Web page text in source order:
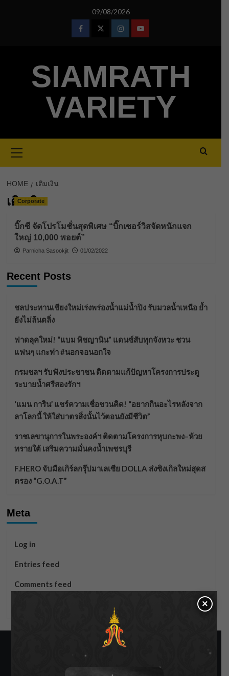
09/08/2026
FacebookTwitterInstagramYoutube
SIAMRATH
VARIETY
Menu
HOME เติมเงิน
เติมเงิน
Corporate
บิ๊กซี จัดโปรโมชั่นสุดพิเศษ “บิ๊กเซอร์วิสจัดหนักแจก
ใหญ่ 10,000 พอยต์”
Parnicha Sasookjit 01/02/2022
Recent Posts
ชลประทานเชียงใหม่เร่งพร่องน้ำแม่น้ำปิง รับมวลน้ำเหนือ ย้ำ
ยังไม่ล้นตลิ่ง
ฟาดลุคใหม่! “แบม พิชญานิน” แดนซ์สับทุกจังหวะ ชวน
แฟนๆ แกะท่า #นอกจอนอกใจ
กรมชลฯ รับฟังประชาชน ติดตามแก้ปัญหาโครงการประตู
ระบายน้ำศรีสองรักฯ
‘แมน การิน’ แชร์ความเชื่อชวนคิด! “อยากกินอะไรหลังจาก
ลาโลกนี้ ให้ใส่บาตรสิ่งนั้นไว้ตอนยังมีชีวิต”
ราชเลขานุการในพระองค์ฯ ติดตามโครงการหุบกะพง–ห้วย
ทรายใต้ เสริมความมั่นคงน้ำเพชรบุรี
F.HERO จับมือเกิร์ลกรุ๊ปมาเลเซีย DOLLA ส่งซิงเกิลใหม่สุดส
ตรอง “G.O.A.T”
Meta
Log in
Entries feed
Comments feed
×